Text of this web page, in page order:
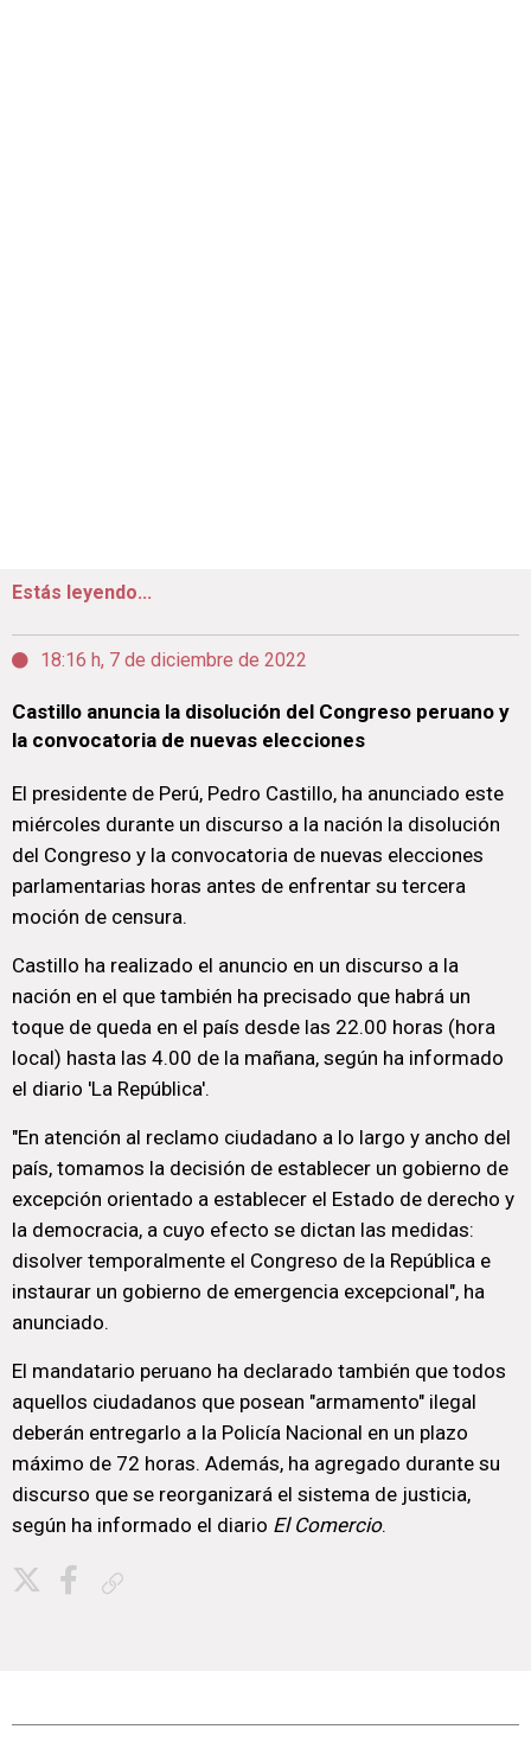
Estás leyendo...
18:16 h, 7 de diciembre de 2022
Castillo anuncia la disolución del Congreso peruano y
la convocatoria de nuevas elecciones
El presidente de Perú, Pedro Castillo, ha anunciado este
miércoles durante un discurso a la nación la disolución
del Congreso y la convocatoria de nuevas elecciones
parlamentarias horas antes de enfrentar su tercera
moción de censura.
Castillo ha realizado el anuncio en un discurso a la
nación en el que también ha precisado que habrá un
toque de queda en el país desde las 22.00 horas (hora
local) hasta las 4.00 de la mañana, según ha informado
el diario 'La República'.
"En atención al reclamo ciudadano a lo largo y ancho del
país, tomamos la decisión de establecer un gobierno de
excepción orientado a establecer el Estado de derecho y
la democracia, a cuyo efecto se dictan las medidas:
disolver temporalmente el Congreso de la República e
instaurar un gobierno de emergencia excepcional", ha
anunciado.
El mandatario peruano ha declarado también que todos
aquellos ciudadanos que posean "armamento" ilegal
deberán entregarlo a la Policía Nacional en un plazo
máximo de 72 horas. Además, ha agregado durante su
discurso que se reorganizará el sistema de justicia,
según ha informado el diario El Comercio.